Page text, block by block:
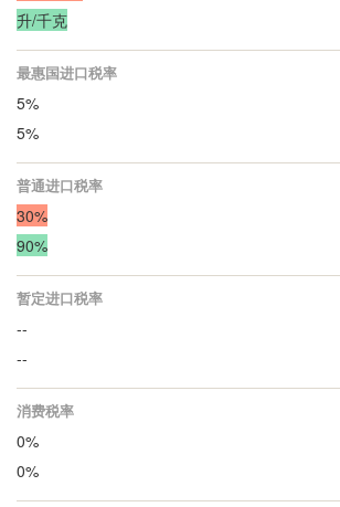
升/千克
最惠国进口税率
5%
5%
普通进口税率
30%
90%
暂定进口税率
--
--
消费税率
0%
0%